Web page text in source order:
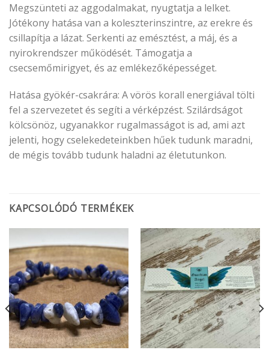
Megszünteti az aggodalmakat, nyugtatja a lelket.
Jótékony hatása van a koleszterinszintre, az erekre és
csillapítja a lázat. Serkenti az emésztést, a máj, és a
nyirokrendszer működését. Támogatja a
csecsemőmirigyet, és az emlékezőképességet.
Hatása gyökér-csakrára: A vörös korall energiával tölti
fel a szervezetet és segíti a vérképzést. Szilárdságot
kölcsönöz, ugyanakkor rugalmasságot is ad, ami azt
jelenti, hogy cselekedeteinkben hűek tudunk maradni,
de mégis tovább tudunk haladni az életutunkon.
KAPCSOLÓDÓ TERMÉKEK